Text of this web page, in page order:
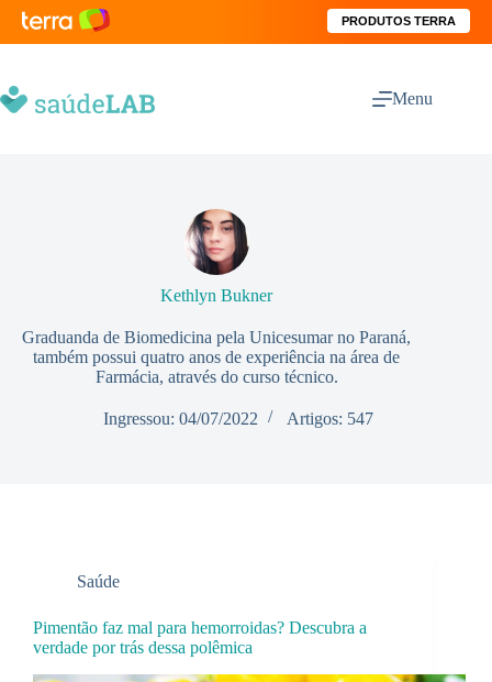
PRODUTOS TERRA
Menu
Kethlyn Bukner
Graduanda de Biomedicina pela Unicesumar no Paraná,
também possui quatro anos de experiência na área de
Farmácia, através do curso técnico.
Ingressou: 04/07/2022 Artigos: 547
Saúde
Pimentão faz mal para hemorroidas? Descubra a
verdade por trás dessa polêmica